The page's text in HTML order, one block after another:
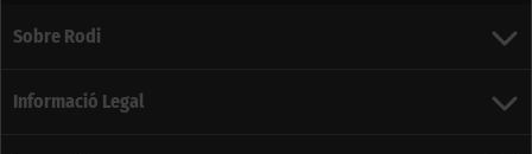
Sobre Rodi
Informació Legal